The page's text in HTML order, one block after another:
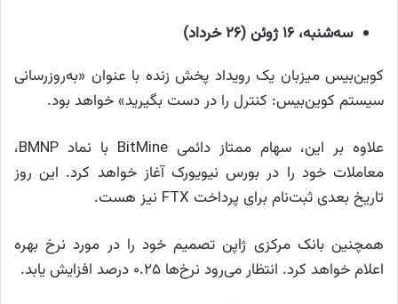
سه‌شنبه، ۱۶ ژوئن (۲۶ خرداد)
کوین‌بیس میزبان یک رویداد پخش زنده با عنوان «به‌روزرسانی
سیستم کوین‌بیس: کنترل را در دست بگیرید» خواهد بود.
علاوه بر این، سهام ممتاز دائمی BitMine با نماد BMNP،
معاملات خود را در بورس نیویورک آغاز خواهد کرد. این روز
تاریخ بعدی ثبت‌نام برای پرداخت FTX نیز هست.
همچنین بانک مرکزی ژاپن تصمیم خود را در مورد نرخ بهره
اعلام خواهد کرد. انتظار می‌رود نرخ‌ها ۰.۲۵ درصد افزایش یابد.